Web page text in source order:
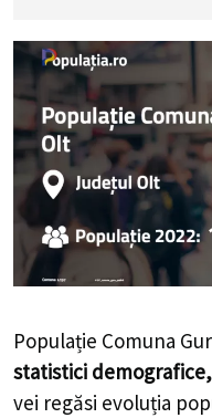
Populație Comuna
statistici
vei regăsi evoluția